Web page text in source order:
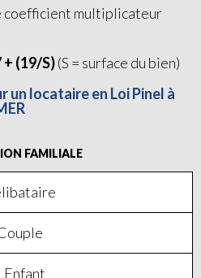
coefficient multiplicateur
(19/S)(S = surface du bien)
un locataire en Loi Pinel à
FAMILIALE
Enfant